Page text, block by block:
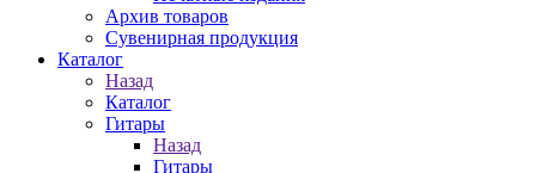
Архив товаров
Сувенирная продукция
Каталог
Назад
Каталог
Гитары
Назад
Гитары